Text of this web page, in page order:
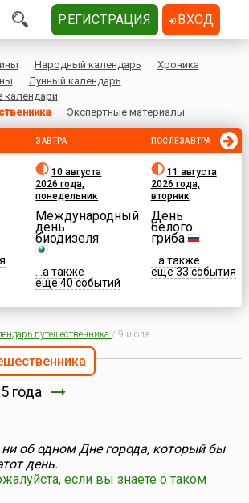
Народный календарь
Хроника
Лунный календарь
Экспертные материалы
ЗАВТРА
10 августа
2026 года,
понедельник
Международный
день
биодизеля
...а также
еще 40 событий
ПОСЛЕЗАВТРА
11 августа
2026 года,
вторник
День
белого
гриба
...а также
еще 33 события
путешественника / 9 июля
года
об одном Дне города, который бы
день.
если вы знаете о таком
РЕГИСТРАЦИЯ ВХОД